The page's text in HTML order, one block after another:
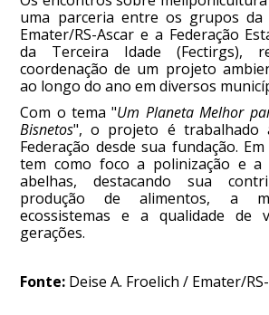
uma parceria entre os grupos da
Emater/RS-Ascar e a Federação
da Terceira Idade (Fectirgs),
coordenação de um projeto
ao longo do ano em diversos
Com o tema "Um Planeta Melhor
Bisnetos", o projeto é trabalhado
Federação desde sua fundação.
tem como foco a polinização e a
abelhas, destacando sua
produção de alimentos, a
ecossistemas e a qualidade de
gerações.
Fonte: Deise A. Froelich / Emater/